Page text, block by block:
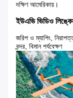
দক্ষিণ আমেরিকায়।
ইউএভি ভিডিও
জরিপ ও ম্যাপিং,
বন্দর, বিমান পর্যবেক্ষণ